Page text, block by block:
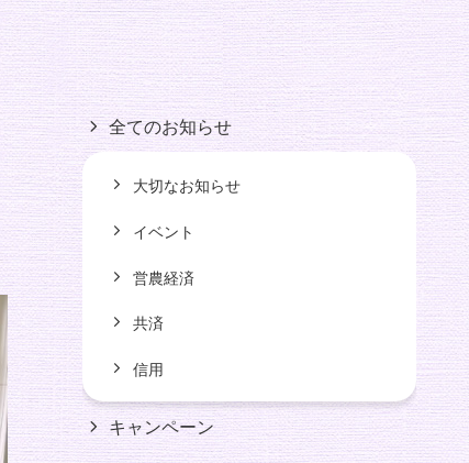
全てのお知らせ
大切なお知らせ
イベント
営農経済
共済
信用
キャンペーン